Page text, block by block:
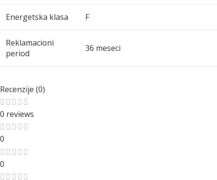
Energetska klasa F
Reklamacioni
period
36 meseci
Recenzije (0)
0 reviews
0
0